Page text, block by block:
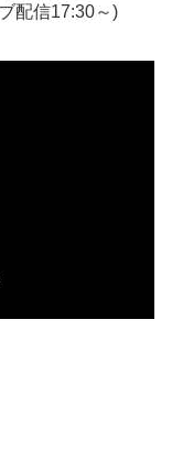
配信17:30～)